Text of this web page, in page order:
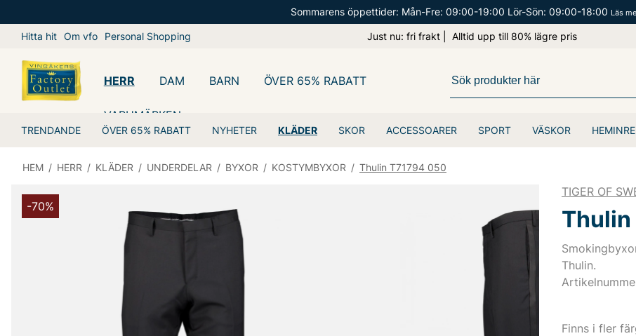
Sommarens öppettider: Mån-Fre: 09:00-19:00 Lör-Sön: 09:00-18:00 Läs
Hitta hit Om vfo Personal Shopping Just nu: fri frakt | Alltid upp till 80% lägre pris
HERR
TRENDANDE ÖVER 65% RABATT NYHETER KLÄDER SKOR ACCESSOARER SPORT VÄSKOR
DAM BARN ÖVER 65% RABATT
VARUMÄRKEN
HEM / HERR / KLÄDER / UNDERDELAR / BYXOR / KOSTYMBYXOR / Thulin T71794 050
-70%
TIGER OF
Thulin.
Finns i fler